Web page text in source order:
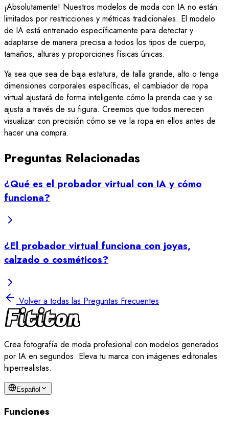
¡Absolutamente! Nuestros modelos de moda con IA no están
limitados por restricciones y métricas tradicionales. El modelo
de IA está entrenado específicamente para detectar y
adaptarse de manera precisa a todos los tipos de cuerpo,
tamaños, alturas y proporciones físicas únicas.
Ya sea que sea de baja estatura, de talla grande, alto o tenga
dimensiones corporales específicas, el cambiador de ropa
virtual ajustará de forma inteligente cómo la prenda cae y se
ajusta a través de su figura. Creemos que todos merecen
visualizar con precisión cómo se ve la ropa en ellos antes de
hacer una compra.
Preguntas Relacionadas
¿Qué es el probador virtual con IA y cómo
funciona?
¿El probador virtual funciona con joyas,
calzado o cosméticos?
Volver a todas las Preguntas Frecuentes
Crea fotografía de moda profesional con modelos generados
por IA en segundos. Eleva tu marca con imágenes editoriales
hiperrealistas.
Español
Funciones